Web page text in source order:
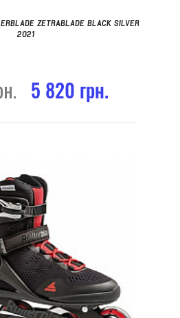
ZETRABLADE BLACK SILVER
2021
5 820 грн.